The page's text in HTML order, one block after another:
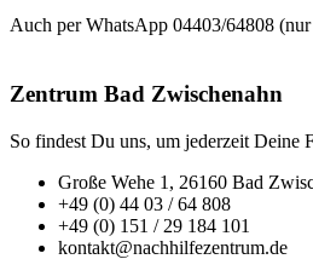
Auch per WhatsApp 04403/64808
Zentrum Bad Zwischenahn
So findest Du uns, um jederzeit Deine
Große Wehe 1, 26160 Bad
+49 (0) 44 03 / 64 808
+49 (0) 151 / 29 184 101
kontakt@nachhilfezentrum.de